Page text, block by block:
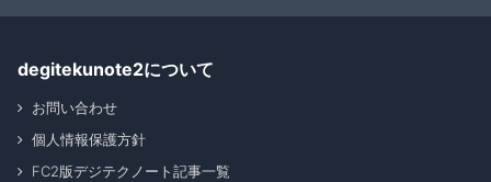
degitekunote2について
お問い合わせ
個人情報保護方針
FC2版デジテクノート記事一覧